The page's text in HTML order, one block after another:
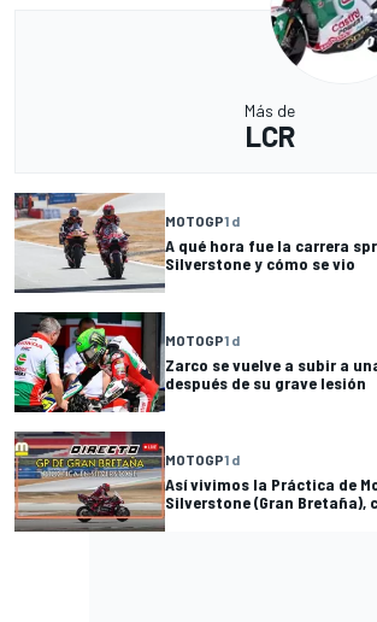
Más de
LCR
MOTOGP1 d
A qué hora fue la carrera
Silverstone y cómo se vio
MOTOGP1 d
Zarco se vuelve a subir a
después de su grave lesión
MOTOGP1 d
Así vivimos la Práctica de
Silverstone (Gran Bretaña),